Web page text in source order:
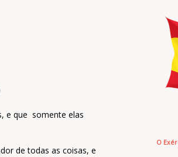
e que somente elas
de todas as coisas, e
O